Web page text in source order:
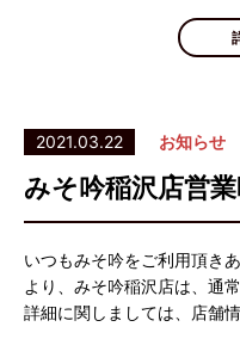
2021.03.22 お知らせ
みそ吟稲沢店営
いつもみそ吟をご利用頂き
より、みそ吟稲沢店は、通
詳細に関しましては、店舗